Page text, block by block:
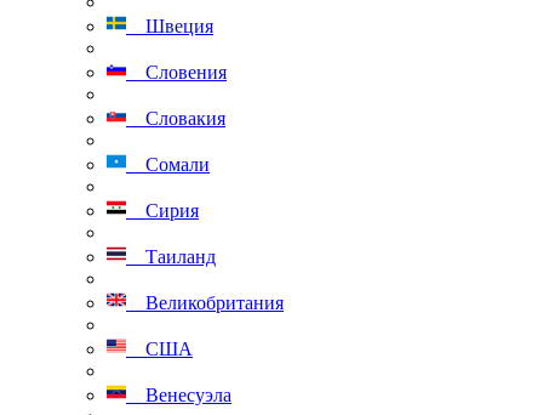
Швеция
Словения
Словакия
Сомали
Сирия
Таиланд
Великобритания
США
Венесуэла